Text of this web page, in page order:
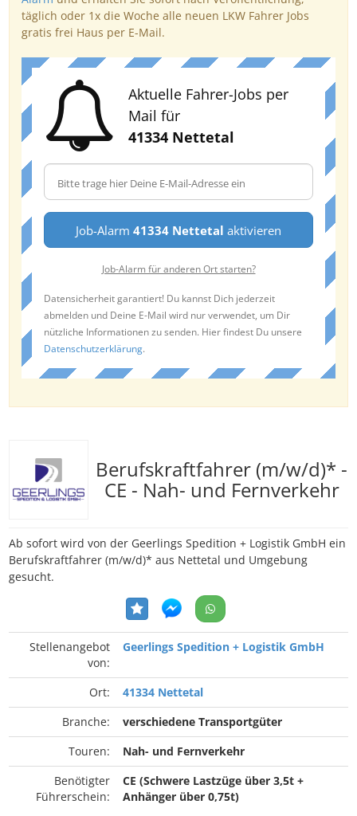
täglich oder 1x die Woche alle neuen LKW Fahrer Jobs
gratis frei Haus per E-Mail.
Aktuelle Fahrer-Jobs per
Mail für
41334 Nettetal
Job-Alarm 41334 Nettetal aktivieren
Job-Alarm für anderen Ort starten?
Datensicherheit garantiert! Du kannst Dich jederzeit
abmelden und Deine E-Mail wird nur verwendet, um Dir
nützliche Informationen zu senden. Hier findest Du unsere
Datenschutzerklärung.
Berufskraftfahrer (m/w/d)* -
CE - Nah- und Fernverkehr
Ab sofort wird von der Geerlings Spedition + Logistik GmbH ein
Berufskraftfahrer (m/w/d)* aus Nettetal und Umgebung
gesucht.
Stellenangebot
von:
Geerlings Spedition + Logistik GmbH
Ort:
41334 Nettetal
Branche:
verschiedene Transportgüter
Touren:
Nah- und Fernverkehr
Benötigter
Führerschein:
CE (Schwere Lastzüge über 3,5t +
Anhänger über 0,75t)